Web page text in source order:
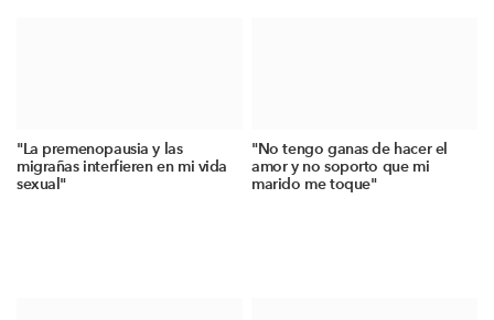
"La premenopausia y las
migrañas interfieren en mi vida
sexual"
"No tengo ganas de hacer el
amor y no soporto que mi
marido me toque"